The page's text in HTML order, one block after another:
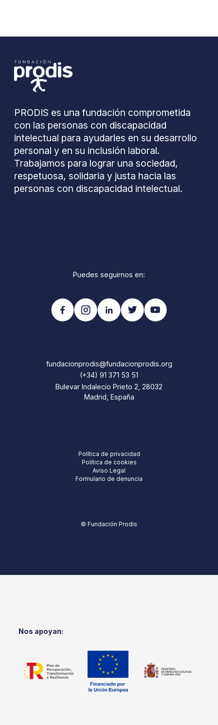
PRODIS es una fundación comprometida
con las personas con discapacidad
intelectual para ayudarles en su desarrollo
personal y en su inclusión laboral.
Trabajamos para lograr una sociedad,
respetuosa, solidaria y justa hacia las
personas con discapacidad intelectual.
Puedes seguirnos en:
fundacionprodis@fundacionprodis.org
(+34) 91 371 53 51
Bulevar Indalecio Prieto 2, 28032
Madrid, España
Política de privacidad
Política de cookies
Aviso Legal
Formulario de denuncia
© Fundación Prodis
Nos apoyan: